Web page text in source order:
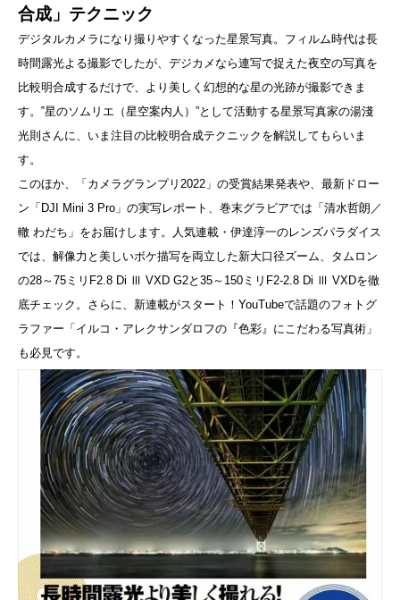
合成」テクニック
デジタルカメラになり撮りやすくなった星景写真。フィルム時代は長
時間露光よる撮影でしたが、デジカメなら連写で捉えた夜空の写真を
比較明合成するだけで、より美しく幻想的な星の光跡が撮影できま
す。‟星のソムリエ（星空案内人）”として活動する星景写真家の湯淺
光則さんに、いま注目の比較明合成テクニックを解説してもらいま
す。
このほか、「カメラグランプリ2022」の受賞結果発表や、最新ドロー
ン「DJI Mini 3 Pro」の実写レポート、巻末グラビアでは「清水哲朗／
轍 わだち」をお届けします。人気連載・伊達淳一のレンズパラダイス
では、解像力と美しいボケ描写を両立した新大口径ズーム、タムロン
の28～75ミリF2.8 Di Ⅲ VXD G2と35～150ミリF2-2.8 Di Ⅲ VXDを徹
底チェック。さらに、新連載がスタート！YouTubeで話題のフォトグ
ラファー「イルコ・アレクサンダロフの『色彩』にこだわる写真術」
も必見です。